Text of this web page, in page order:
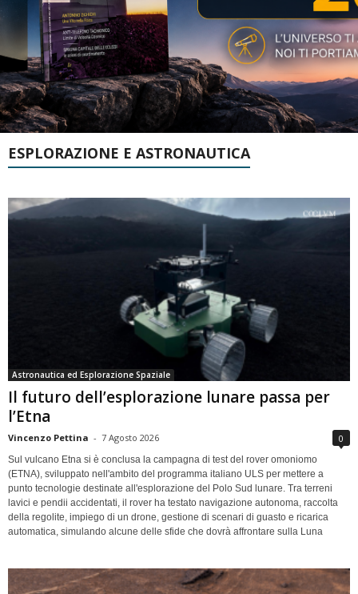
ESPLORAZIONE E ASTRONAUTICA
Astronautica ed Esplorazione Spaziale
Il futuro dell’esplorazione lunare passa per
l’Etna
Vincenzo Pettina - 7 Agosto 2026 0
Sul vulcano Etna si è conclusa la campagna di test del rover omoniomo
(ETNA), sviluppato nell'ambito del programma italiano ULS per mettere a
punto tecnologie destinate all'esplorazione del Polo Sud lunare. Tra terreni
lavici e pendii accidentati, il rover ha testato navigazione autonoma, raccolta
della regolite, impiego di un drone, gestione di scenari di guasto e ricarica
automatica, simulando alcune delle sfide che dovrà affrontare sulla Luna